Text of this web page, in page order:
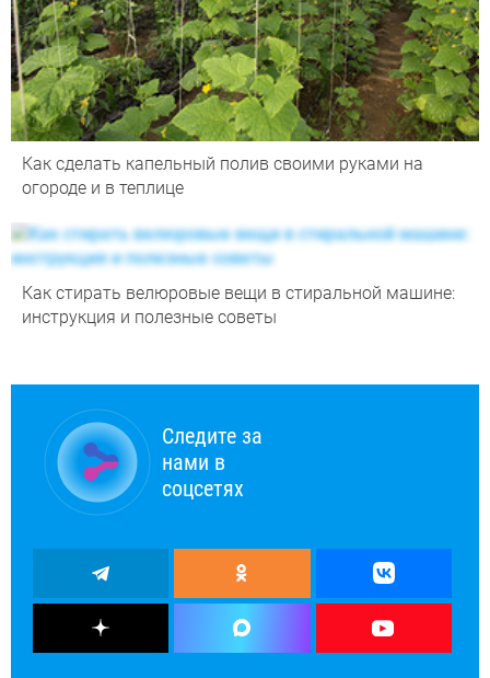
Как сделать капельный полив своими руками на
огороде и в теплице
Как стирать велюровые вещи в стиральной машине:
инструкция и полезные советы
Следите за
нами в
соцсетях